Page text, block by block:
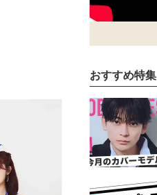
おすすめ特集